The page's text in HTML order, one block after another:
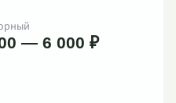
— 6 000 ₽